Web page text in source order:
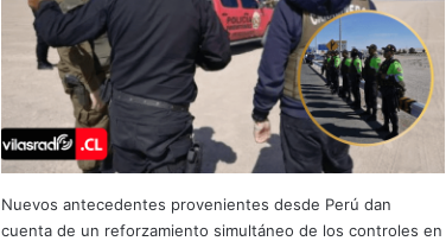
Nuevos antecedentes provenientes desde Perú dan
cuenta de un reforzamiento simultáneo de los controles en